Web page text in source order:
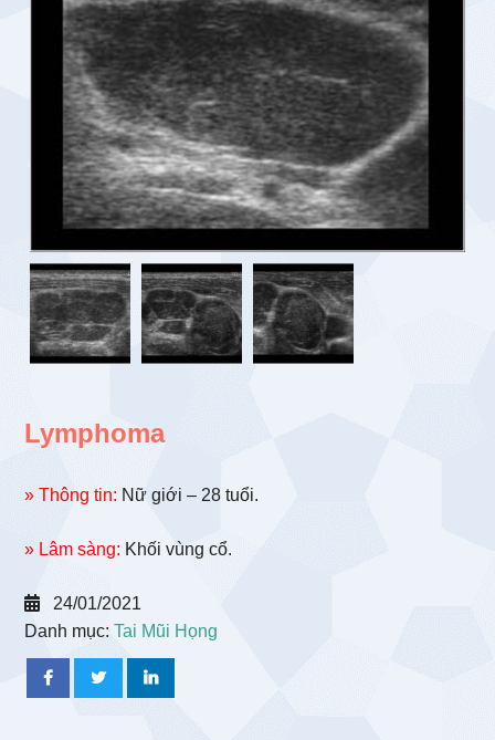
Lymphoma
» Thông tin: Nữ giới – 28 tuổi.
» Lâm sàng: Khối vùng cổ.
24/01/2021
Danh mục:Tai Mũi Họng